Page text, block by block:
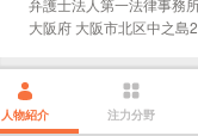
所属事務所：
弁護士法人第一法律事務
所在地：
大阪府 大阪市北区中之
人物紹介 注力分野